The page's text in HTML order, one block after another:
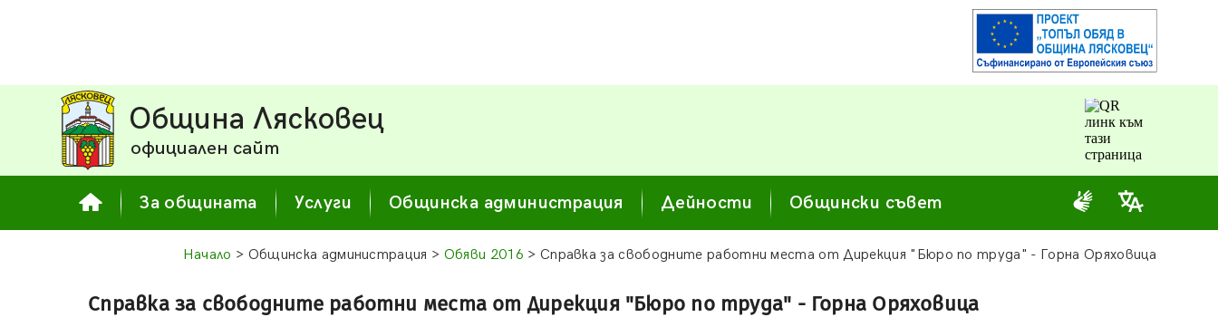
Община Лясковец
официален сайт
За общината Услуги Общинска администрация Дейности Общински съвет
Начало > Общинска администрация > Обяви 2016 > Справка за свободните работни места от Дирекция "Бюро по труда" - Горна Оряховица
Справка за свободните работни места от Дирекция "Бюро по труда" - Горна Оряховица